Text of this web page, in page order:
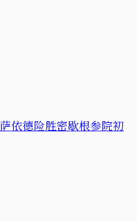
依德险胜密歇根参院初